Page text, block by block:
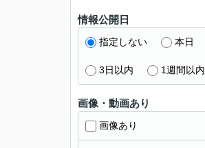
情報公開日
指定しない 本日
3日以内 1週間以内
画像・動画あり
画像あり